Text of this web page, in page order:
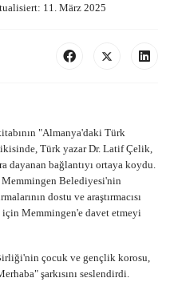
11. März 2025
"Almanya'daki Türk
Türk yazar Dr. Latif Çelik,
dayanan bağlantıyı ortaya koydu.
Belediyesi'nin
dostu ve araştırmacısı
Memmingen'e davet etmeyi
çocuk ve gençlik korosu,
şarkısını seslendirdi.